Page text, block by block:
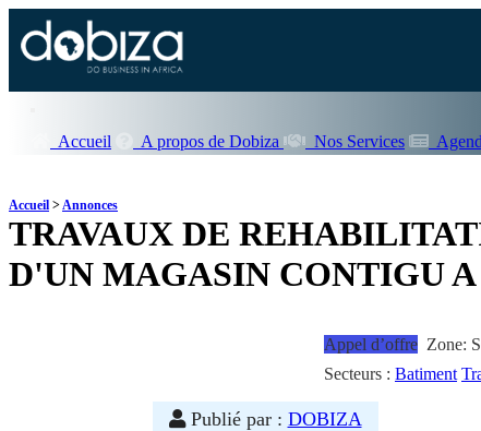
Accueil A propos de Dobiza Nos Services
Accueil >Annonces
TRAVAUX DE
D'UN MAGASIN CONTIGU
Appel d’offre Zone:
Secteurs : Batiment
Publié par : DOBIZA